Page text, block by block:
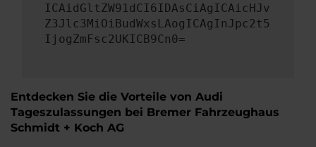
ICAidGltZW91dCI6IDAsCiAgICAicHJv
Z3Jlc3MiOiBudWxsLAogICAgInJpc2t5
IjogZmFsc2UKICB9Cn0=
Entdecken Sie die Vorteile von Audi
Tageszulassungen bei Bremer Fahrzeughaus
Schmidt + Koch AG